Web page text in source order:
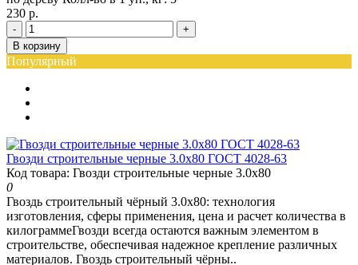
230 р.
-
+
В корзину
Популярный
Гвозди строительные черные 3.0x80 ГОСТ 4028-63
Код товара: Гвозди строительные черные 3.0x80
0
Гвоздь строительный чёрный 3.0х80: технология
изготовления, сферы применения, цена и расчет количества в
килограммеГвозди всегда остаются важным элементом в
строительстве, обеспечивая надежное крепление различных
материалов. Гвоздь строительный чёрны..